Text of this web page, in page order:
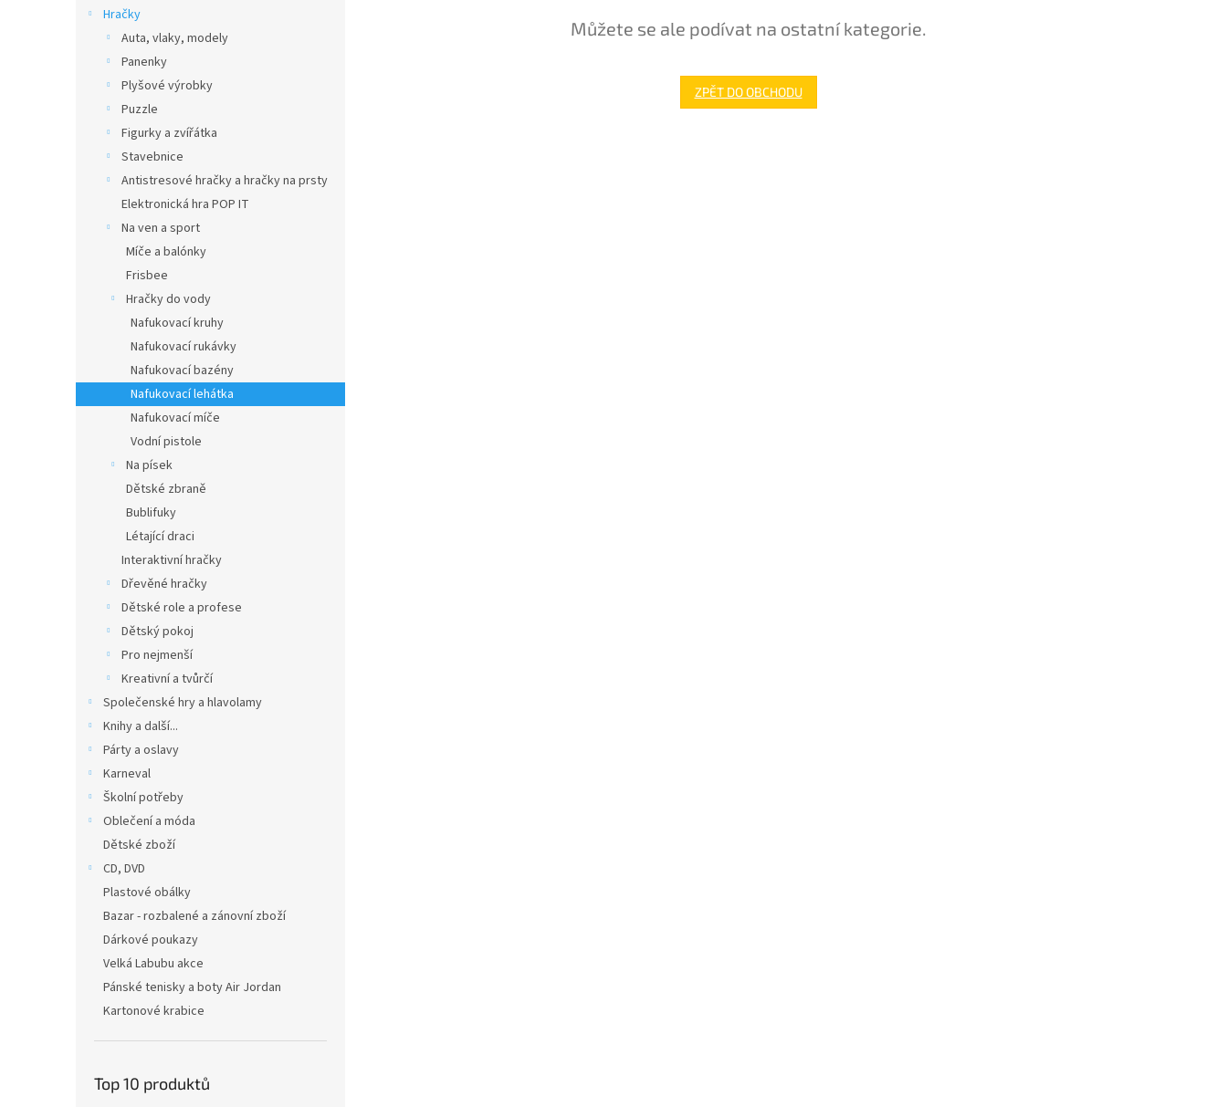
Hračky
Auta, vlaky, modely
Panenky
Plyšové výrobky
Puzzle
Figurky a zvířátka
Stavebnice
Antistresové hračky a hračky na prsty
Elektronická hra POP IT
Na ven a sport
Míče a balónky
Frisbee
Hračky do vody
Nafukovací kruhy
Nafukovací rukávky
Nafukovací bazény
Nafukovací lehátka
Nafukovací míče
Vodní pistole
Na písek
Dětské zbraně
Bublifuky
Létající draci
Interaktivní hračky
Dřevěné hračky
Dětské role a profese
Dětský pokoj
Pro nejmenší
Kreativní a tvůrčí
Společenské hry a hlavolamy
Knihy a další...
Párty a oslavy
Karneval
Školní potřeby
Oblečení a móda
Dětské zboží
CD, DVD
Plastové obálky
Bazar - rozbalené a zánovní zboží
Dárkové poukazy
Velká Labubu akce
Pánské tenisky a boty Air Jordan
Kartonové krabice
Top 10 produktů
Můžete se ale podívat na ostatní kategorie.
ZPĚT DO OBCHODU